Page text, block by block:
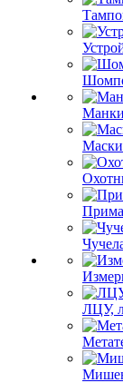
Манки
ЛЦУ,